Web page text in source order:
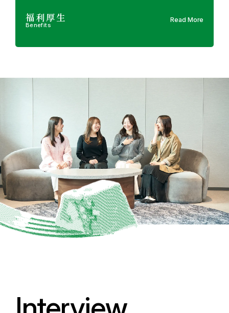
福利厚生
Benefits
Read More